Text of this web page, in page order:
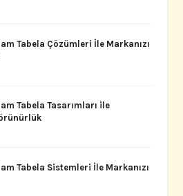
Tabela Çözümleri İle Markanızı
Tabela Tasarımları ile
Tabela Sistemleri İle Markanızı